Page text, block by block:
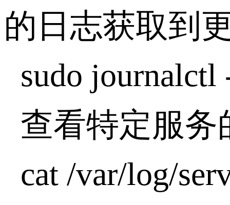
的日志获取到
sudo journalctl
查看特定服务
cat /var/log/